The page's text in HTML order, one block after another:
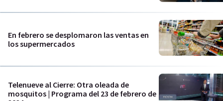
En febrero se desplomaron las ventas en
los supermercados
Telenueve al Cierre: Otra oleada de
mosquitos | Programa del 23 de febrero de